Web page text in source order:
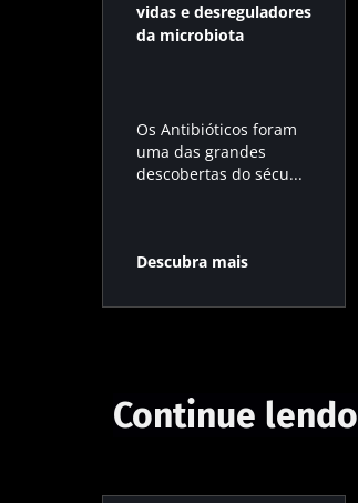
vidas e desreguladores
da microbiota
Os Antibióticos foram
uma das grandes
descobertas do sécu...
Descubra mais
Continue lendo